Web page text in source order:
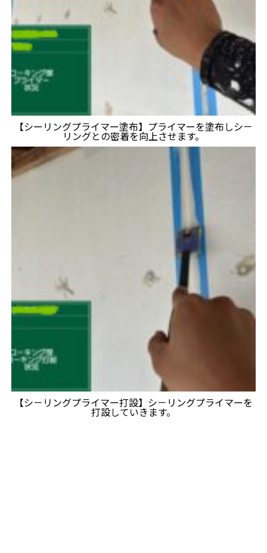
【シーリングプライマー塗布】プライマーを塗布しシ－
リングとの密着を向上させます。
【シ－リングプライマー打設】シ－リングプライマーを
打設していきます。